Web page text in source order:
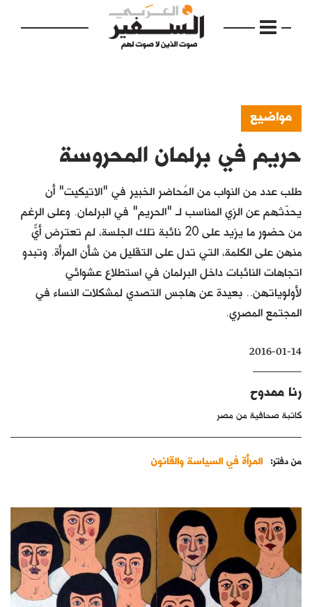
الرئيسية
إفتتاحية
فكرة
دفاتر
بالصورة
الأرشيف
مواضيع
حريم في برلمان المحروسة
طلب عدد من النواب من المُحاضر الخبير في "الاتيكيت" أن
يحدّثهم عن الزي المناسب لـ "الحريم" في البرلمان. وعلى الرغم
من حضور ما يزيد على 20 نائبة تلك الجلسة، لم تعترض أيٌّ
منهن على الكلمة، التي تدل على التقليل من شأن المرأة. وتبدو
اتجاهات النائبات داخل البرلمان في استطلاع عشوائي
لأولوياتهن.. بعيدة عن هاجس التصدي لمشكلات النساء في
المجتمع المصري.
2016-01-14
رنا ممدوح
كاتبة صحافية من مصر
من دفتر: المرأة في السياسة والقانون